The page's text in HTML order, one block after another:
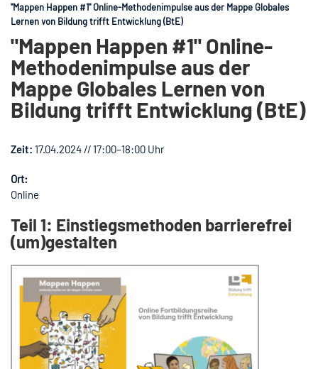
"Mappen Happen #1" Online-Methodenimpulse aus der Mappe Globales
Lernen von Bildung trifft Entwicklung (BtE)
"Mappen Happen #1" Online-
Methodenimpulse aus der
Mappe Globales Lernen von
Bildung trifft Entwicklung (BtE)
Zeit: 17.04.2024 // 17:00–18:00 Uhr
Ort:
Online
Teil 1: Einstiegsmethoden barrierefrei
(um)gestalten